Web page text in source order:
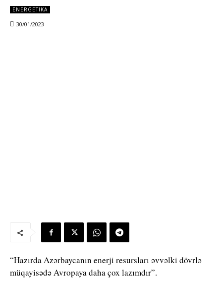
ENERGETIKA
30/01/2023
“Hazırda Azərbaycanın enerji resursları əvvəlki dövrlə
müqayisədə Avropaya daha çox lazımdır”.